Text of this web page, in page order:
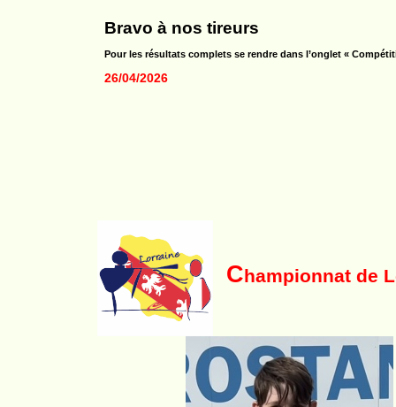
Championnat de
Bravo à nos tireurs
Pour les résultats complets se rendre dans l’onglet «
26/04/2026